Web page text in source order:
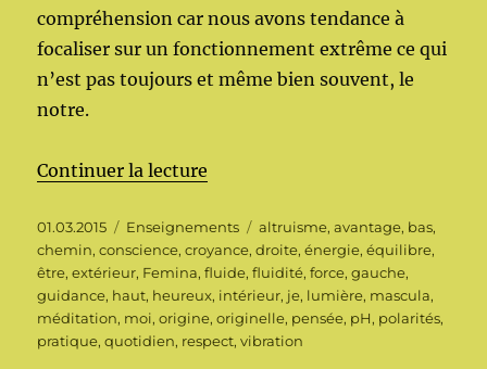
compréhension car nous avons tendance à
focaliser sur un fonctionnement extrême ce qui
n’est pas toujours et même bien souvent, le
notre.
Continuer la lecture
Publié
le
01.03.2015 Catégories
Enseignements Étiquettes
altruisme,avantage, bas,
chemin,conscience,croyance,droite,énergie,équilibre,
être,extérieur, Femina,fluide,fluidité,force,gauche,
guidance, haut, heureux, intérieur, je, lumière, mascula,
méditation, moi,origine,originelle, pensée, pH, polarités,
pratique,quotidien, respect,vibration